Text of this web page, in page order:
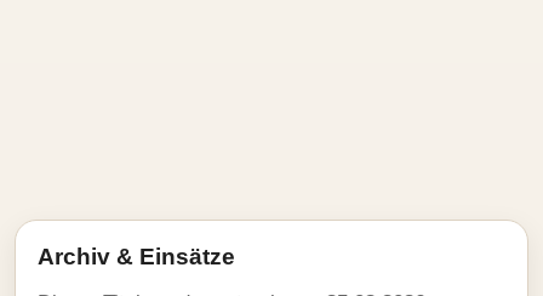
Archiv & Einsätze